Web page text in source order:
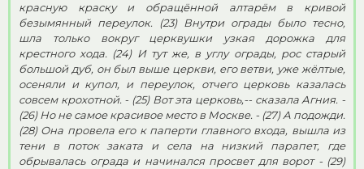
красную краску и обращённой алтарём в кривой
безымянный переулок. (23) Внутри ограды было тесно,
шла только вокруг церквушки узкая дорожка для
крестного хода. (24) И тут же, в углу ограды, рос старый
большой дуб, он был выше церкви, его ветви, уже жёлтые,
осеняли и купол, и переулок, отчего церковь казалась
совсем крохотной. - (25) Вот эта церковь,-- сказала Агния. -
(26) Но не самое красивое место в Москве. - (27) А подожди.
(28) Она провела его к паперти главного входа, вышла из
тени в поток заката и села на низкий парапет, где
обрывалась ограда и начинался просвет для ворот - (29)